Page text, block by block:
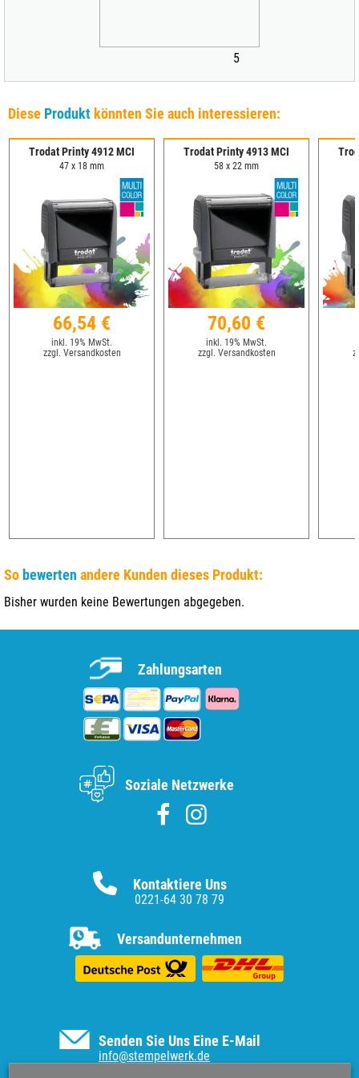
5
Diese Produkt könnten Sie auch interessieren:
Trodat Printy 4912 MCI
47 x 18 mm
66,54 €
inkl. 19% MwSt.
zzgl. Versandkosten
Trodat Printy 4913 MCI
58 x 22 mm
70,60 €
inkl. 19% MwSt.
zzgl. Versandkosten
So bewerten andere Kunden dieses Produkt:
Bisher wurden keine Bewertungen abgegeben.
Senden Sie Uns Eine E-Mail
info@stempelwerk.de
Kontaktiere Uns
0221-64 30 78 79
Versandunternehmen
Zahlungsarten
Soziale Netzwerke